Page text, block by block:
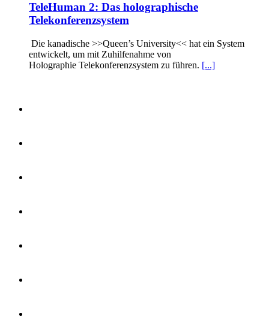
TeleHuman 2: Das holographische
Telekonferenzsystem
Die kanadische >>Queen’s University<< hat ein System
entwickelt, um mit Zuhilfenahme von
Holographie Telekonferenzsystem zu führen. [...]